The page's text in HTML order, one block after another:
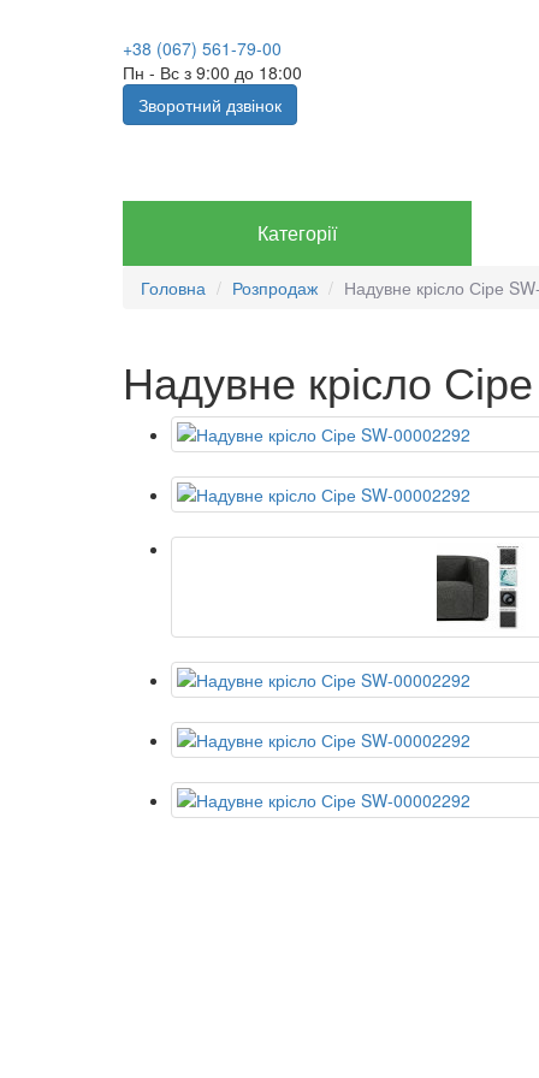
+38 (067) 561-79-00
Пн - Вс з 9:00 до 18:00
Зворотний дзвінок
Категорії
Головна Розпродаж Надувне крісло Сіре
Надувне крісло